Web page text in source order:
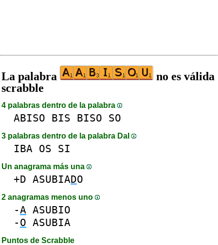
La palabra
no es válida
scrabble
4 palabras dentro de la palabra
ABISO BIS BISO SO
3 palabras dentro de la palabra DaI
IBA OS SI
Un anagrama más una
+D ASUBIADO
2 anagramas menos uno
-A ASUBIO
- O ASUBIA
Puntos de Scrabble